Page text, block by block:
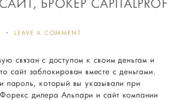
БРОКЕР CAPITALPROF
LEAVE A COMMENT
САЙТ,
CAPITALPROF
COM
связан с доступом к своим деньгам и
сайт заблокирован вместе с деньгами.
пароль, который вы указывали при
дилера Альпари и сайт компании